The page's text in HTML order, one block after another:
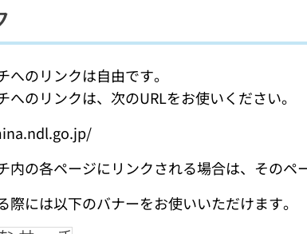
へのリンクは自由です。
へのリンクは、次のURLをお使いください。
内の各ページにリンクされる場合は、そのペ
際には以下のバナーをお使いいただけます。